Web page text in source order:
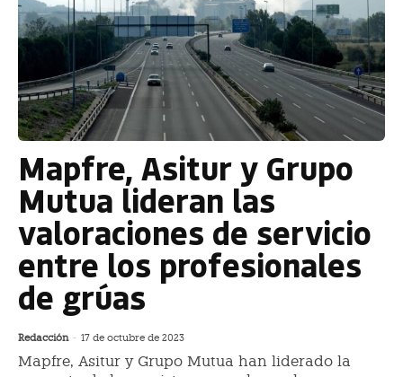
Mapfre, Asitur y Grupo
Mutua lideran las
valoraciones de servicio
entre los profesionales
de grúas
Redacción - 17 de octubre de 2023
Mapfre, Asitur y Grupo Mutua han liderado la